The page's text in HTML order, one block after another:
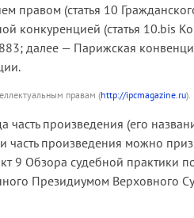
правом (статья 10
конкуренцией (статья 10.bis
далее — Парижская
правам (http://ipcmagazine.ru).
часть произведения (его
часть произведения можно
9 Обзора судебной практики
Президиумом Верховного